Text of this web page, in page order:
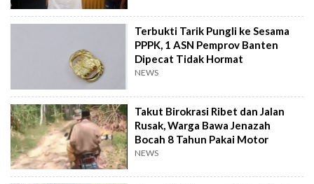
Terbukti Tarik Pungli ke Sesama
PPPK, 1 ASN Pemprov Banten
Dipecat Tidak Hormat
NEWS
Takut Birokrasi Ribet dan Jalan
Rusak, Warga Bawa Jenazah
Bocah 8 Tahun Pakai Motor
NEWS